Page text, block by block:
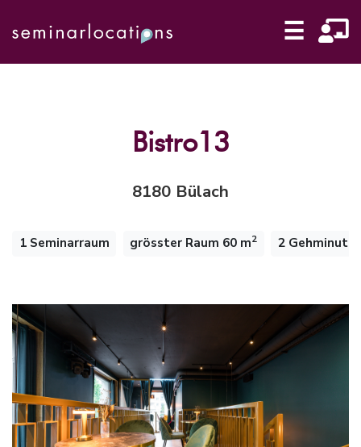
☰
Bistro13
8180 Bülach
1 Seminarraum grösster Raum 60 m2 2